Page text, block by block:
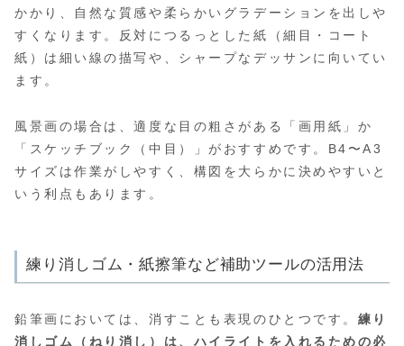
かかり、自然な質感や柔らかいグラデーションを出しや
すくなります。反対につるっとした紙（細目・コート
紙）は細い線の描写や、シャープなデッサンに向いてい
ます。
風景画の場合は、適度な目の粗さがある「画用紙」か
「スケッチブック（中目）」がおすすめです。B4〜A3
サイズは作業がしやすく、構図を大らかに決めやすいと
いう利点もあります。
練り消しゴム・紙擦筆など補助ツールの活用法
鉛筆画においては、消すことも表現のひとつです。 練り
消しゴム（ねり消し）は、ハイライトを入れるための必